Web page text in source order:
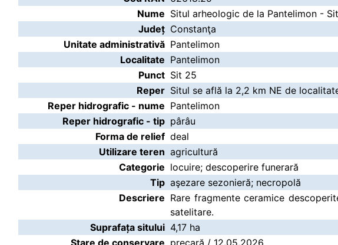
Nume Situl arheologic de la Pantelimon -
Județ Constanţa
Unitate administrativă Pantelimon
Localitate Pantelimon
Punct Sit 25
Reper Situl se află la 2,2 km NE de
Reper hidrografic - nume Pantelimon
Reper hidrografic - tip pârâu
Forma de relief deal
Utilizare teren agricultură
Categorie locuire; descoperire funerară
Tip aşezare sezonieră; necropolă
Descriere Rare fragmente ceramice
satelitare.
Suprafața sitului 4,17 ha
Stare de conservare precară / 12.05.2026